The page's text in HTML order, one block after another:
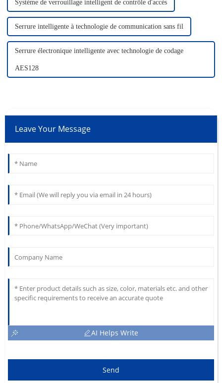
Système de verrouillage intelligent de contrôle d'accès
Serrure intelligente à technologie de communication sans fil
Serrure électronique intelligente avec technologie de codage
AES128
Leave Your Message
AI Helps Write
Send